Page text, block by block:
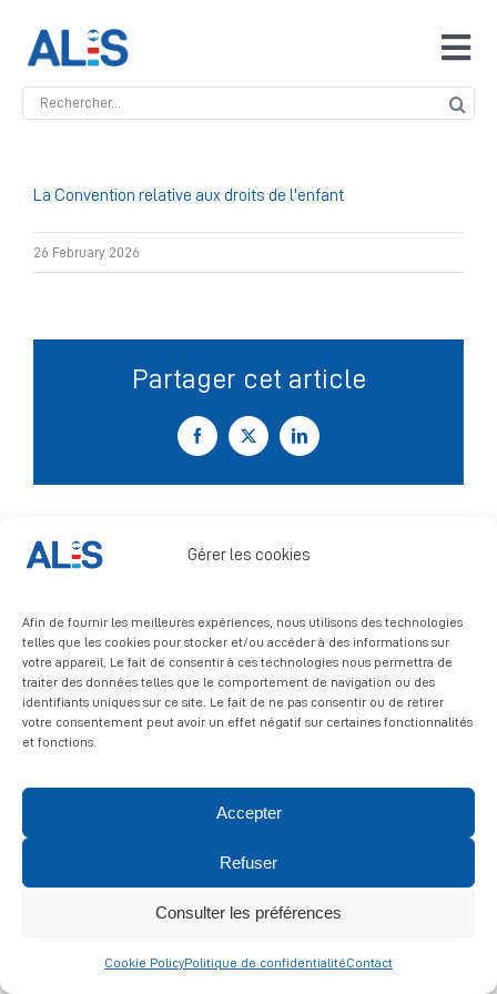
Gérer les cookies
Afin de fournir les meilleures expériences, nous utilisons des technologies
telles que les cookies pour stocker et/ou accéder à des informations sur
votre appareil. Le fait de consentir à ces technologies nous permettra de
traiter des données telles que le comportement de navigation ou des
identifiants uniques sur ce site. Le fait de ne pas consentir ou de retirer
votre consentement peut avoir un effet négatif sur certaines fonctionnalités
et fonctions.
Accepter
Refuser
Consulter les préférences
Cookie PolicyPolitique de confidentialitéContact
content
Search
Accueil
ALIS
Antidopage
Signalement
La Convention relative aux droits de l'enfant
26 February 2026
Partager cet article
Facebook
X LinkedIn
© 2026 ALIS | All rights reserved
légales